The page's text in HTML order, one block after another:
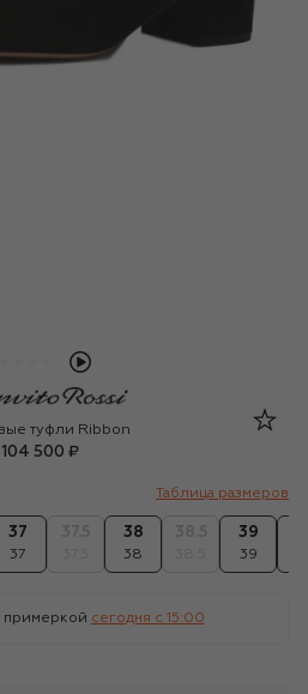
Rossi
туфли Ribbon
104 500 ₽
Таблица размеров
37
37
38
38
39
39
примеркой сегодня c 15:00